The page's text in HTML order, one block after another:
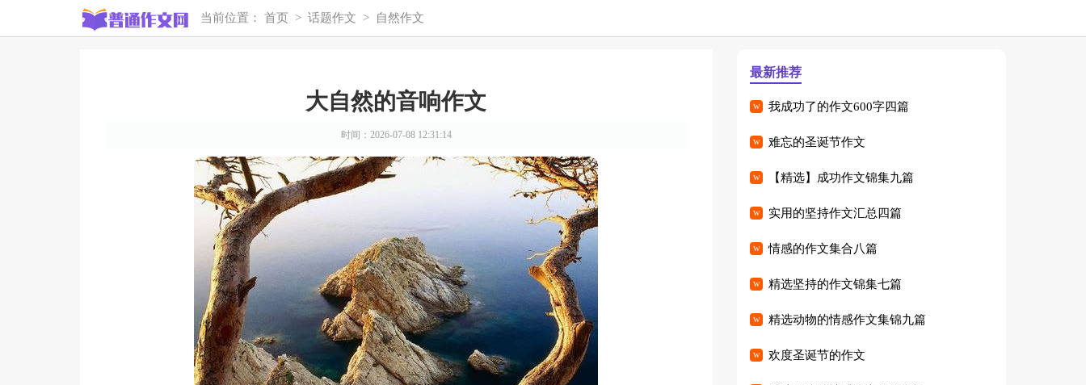
当前位置： 首页 > 话题作文 > 自然作文
大自然的音响作文
时间：2026-07-08 12:31:14
最新推荐
我成功了的作文600字四篇
难忘的圣诞节作文
【精选】成功作文锦集九篇
实用的坚持作文汇总四篇
情感的作文集合八篇
精选坚持的作文锦集七篇
精选动物的情感作文集锦九篇
欢度圣诞节的作文